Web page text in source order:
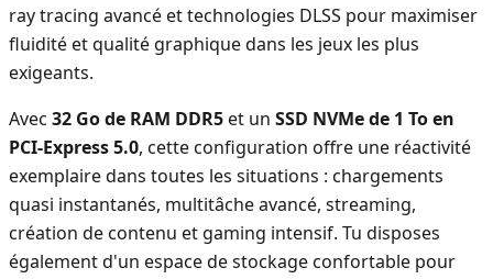
ray tracing avancé et technologies DLSS pour maximiser
fluidité et qualité graphique dans les jeux les plus
exigeants.
Avec 32 Go de RAM DDR5et un SSD NVMe de 1 To en
PCI-Express 5.0, cette configuration offre une réactivité
exemplaire dans toutes les situations : chargements
quasi instantanés, multitâche avancé, streaming,
création de contenu et gaming intensif. Tu disposes
également d'un espace de stockage confortable pour